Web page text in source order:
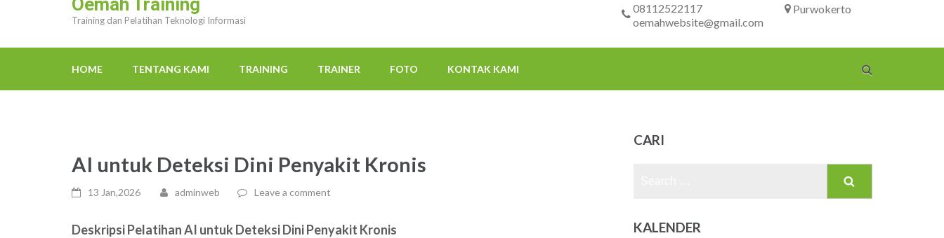
Training dan Pelatihan Teknologi Informasi
Purwokerto
08112522117
oemahwebsite@gmail.com
HOME TENTANG KAMI TRAINING TRAINER FOTO KONTAK KAMI
AI untuk Deteksi Dini Penyakit Kronis
13 Jan,2026 adminweb Leave a comment
Deskripsi Pelatihan AI untuk Deteksi Dini Penyakit Kronis
CARI
Search
KALENDER